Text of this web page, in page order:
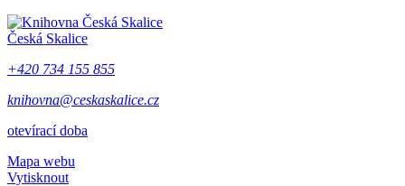
Česká Skalice
+420 734 155 855
knihovna@ceskaskalice.cz
otevírací doba
Mapa webu
Vytisknout